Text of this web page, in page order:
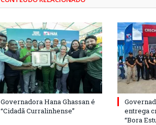
Governadora Hana Ghassan é
“Cidadã Curralinhense”
entrega
“Bora